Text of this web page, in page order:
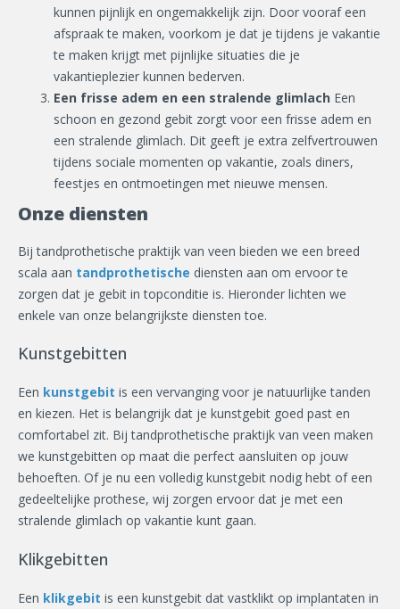
kunnen pijnlijk en ongemakkelijk zijn. Door vooraf een
afspraak te maken, voorkom je dat je tijdens je vakantie
te maken krijgt met pijnlijke situaties die je
vakantieplezier kunnen bederven.
Een frisse adem en een stralende glimlach Een
schoon en gezond gebit zorgt voor een frisse adem en
een stralende glimlach. Dit geeft je extra zelfvertrouwen
tijdens sociale momenten op vakantie, zoals diners,
feestjes en ontmoetingen met nieuwe mensen.
Onze diensten
Bij tandprothetische praktijk van veen bieden we een breed
scala aan tandprothetische diensten aan om ervoor te
zorgen dat je gebit in topconditie is. Hieronder lichten we
enkele van onze belangrijkste diensten toe.
Kunstgebitten
Een kunstgebit is een vervanging voor je natuurlijke tanden
en kiezen. Het is belangrijk dat je kunstgebit goed past en
comfortabel zit. Bij tandprothetische praktijk van veen maken
we kunstgebitten op maat die perfect aansluiten op jouw
behoeften. Of je nu een volledig kunstgebit nodig hebt of een
gedeeltelijke prothese, wij zorgen ervoor dat je met een
stralende glimlach op vakantie kunt gaan.
Klikgebitten
Een klikgebit is een kunstgebit dat vastklikt op implantaten in